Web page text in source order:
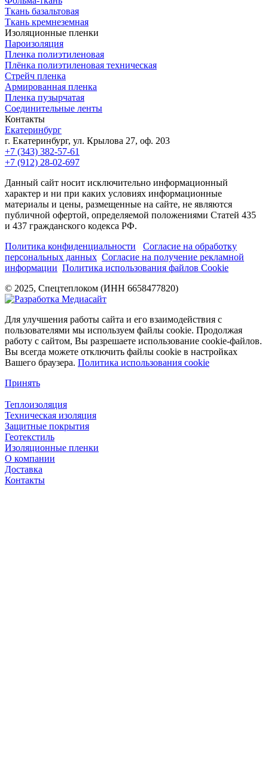
Ткань базальтовая
Ткань кремнеземная
Изоляционные пленки
Пароизоляция
Пленка полиэтиленовая
Плёнка полиэтиленовая техническая
Стрейч пленка
Армированная пленка
Пленка пузырчатая
Соединительные ленты
Контакты
Екатеринбург
г. Екатеринбург, ул. Крылова 27, оф. 203
+7 (343) 382-57-61
+7 (912) 28-02-697
Данный сайт носит исключительно информационный
характер и ни при каких условиях информационные
материалы и цены, размещенные на сайте, не являются
публичной офертой, определяемой положениями Статей 435
и 437 гражданского кодекса РФ.
Политика конфиденциальности
Согласие на обработку
персональных данных Согласие на получение рекламной
информации Политика использования файлов Cookie
© 2025, Спецтеплоком (ИНН 6658477820)
Для улучшения работы сайта и его взаимодействия с
пользователями мы используем файлы cookie. Продолжая
работу с сайтом, Вы разрешаете использование cookie-файлов.
Вы всегда можете отключить файлы cookie в настройках
Вашего браузера. Политика использования cookie
Принять
Теплоизоляция
Техническая изоляция
Защитные покрытия
Геотекстиль
Изоляционные пленки
О компании
Доставка
Контакты